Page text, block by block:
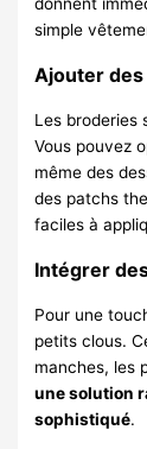
simple
Ajouter
Les broderies
Vous pouvez
même des
des patchs
faciles à
Intégrer
Pour une
petits clous.
manches, les
une solution
sophistiqué.